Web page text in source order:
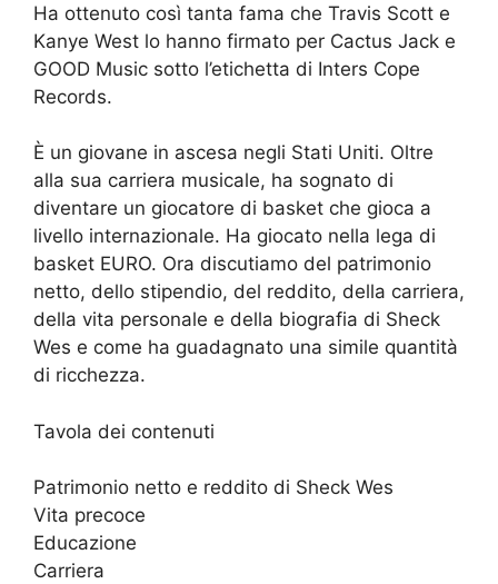
Ha ottenuto così tanta fama che Travis Scott e
Kanye West lo hanno firmato per Cactus Jack e
GOOD Music sotto l’etichetta di Inters Cope
Records.
È un giovane in ascesa negli Stati Uniti. Oltre
alla sua carriera musicale, ha sognato di
diventare un giocatore di basket che gioca a
livello internazionale. Ha giocato nella lega di
basket EURO. Ora discutiamo del patrimonio
netto, dello stipendio, del reddito, della carriera,
della vita personale e della biografia di Sheck
Wes e come ha guadagnato una simile quantità
di ricchezza.
Tavola dei contenuti
Patrimonio netto e reddito di Sheck Wes
Vita precoce
Educazione
Carriera